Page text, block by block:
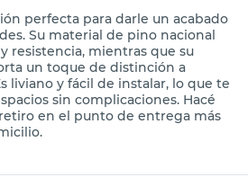
perfecta para darle un acabado
Su material de pino nacional
resistencia, mientras que su
un toque de distinción a
liviano y fácil de instalar, lo que te
sin complicaciones. Hacé
en el punto de entrega más